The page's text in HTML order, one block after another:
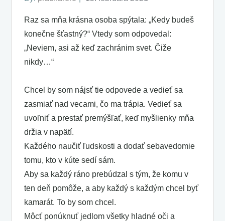
Raz sa mňa krásna osoba spýtala: „Kedy budeš
konečne šťastný?“ Vtedy som odpovedal:
„Neviem, asi až keď zachránim svet. Čiže
nikdy…“
Chcel by som nájsť tie odpovede a vedieť sa
zasmiať nad vecami, čo ma trápia. Vedieť sa
uvoľniť a prestať premýšľať, keď myšlienky mňa
držia v napätí.
Každého naučiť ľudskosti a dodať sebavedomie
tomu, kto v kúte sedí sám.
Aby sa každý ráno prebúdzal s tým, že komu v
ten deň pomôže, a aby každý s každým chcel byť
kamarát. To by som chcel.
Môcť ponúknuť jedlom všetky hladné oči a